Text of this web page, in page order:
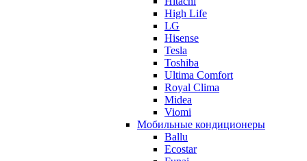
High Life
LG
Hisense
Tesla
Toshiba
Ultima Comfort
Royal Clima
Midea
Viomi
Мобильные кондиционеры
Ballu
Ecostar